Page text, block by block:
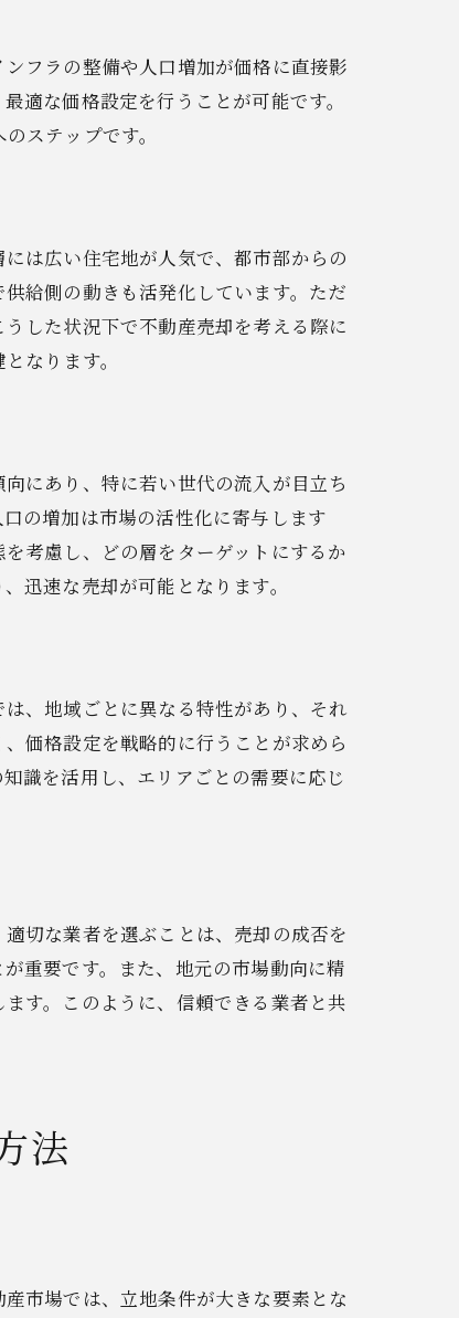
フラの整備や人口増加が価格に直接影
適な価格設定を行うことが可能です。
ステップです。
は広い住宅地が人気で、都市部からの
給側の動きも活発化しています。ただ
した状況下で不動産売却を考える際に
なります。
にあり、特に若い世代の流入が目立ち
の増加は市場の活性化に寄与します
考慮し、どの層をターゲットにするか
迅速な売却が可能となります。
、地域ごとに異なる特性があり、それ
価格設定を戦略的に行うことが求めら
識を活用し、エリアごとの需要に応じ
切な業者を選ぶことは、売却の成否を
重要です。また、地元の市場動向に精
す。このように、信頼できる業者と共
法
市場では、立地条件が大きな要素とな